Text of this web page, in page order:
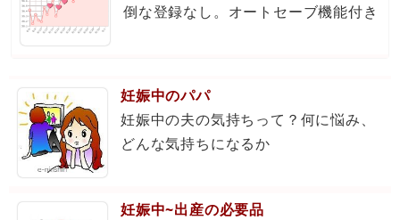
倒な登録なし。オートセーブ機能付き
妊娠中のパパ
妊娠中の夫の気持ちって？何に悩み、
どんな気持ちになるか
妊娠中~出産の必要品